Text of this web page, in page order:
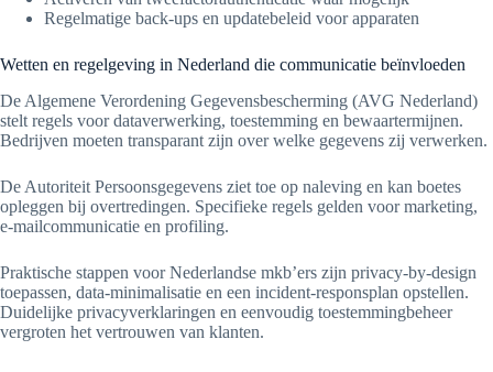
Regelmatige back-ups en updatebeleid voor apparaten
Wetten en regelgeving in Nederland die communicatie beïnvloeden
De Algemene Verordening Gegevensbescherming (AVG Nederland)
stelt regels voor dataverwerking, toestemming en bewaartermijnen.
Bedrijven moeten transparant zijn over welke gegevens zij verwerken.
De Autoriteit Persoonsgegevens ziet toe op naleving en kan boetes
opleggen bij overtredingen. Specifieke regels gelden voor marketing,
e-mailcommunicatie en profiling.
Praktische stappen voor Nederlandse mkb’ers zijn privacy-by-design
toepassen, data-minimalisatie en een incident-responsplan opstellen.
Duidelijke privacyverklaringen en eenvoudig toestemmingbeheer
vergroten het vertrouwen van klanten.